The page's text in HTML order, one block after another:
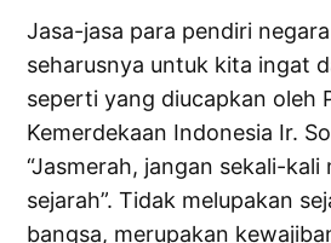
Jasa-jasa para pendiri
seharusnya untuk kita ingat
seperti yang diucapkan oleh
Kemerdekaan Indonesia Ir.
“Jasmerah, jangan sekali-kali
sejarah”. Tidak melupakan
bangsa, merupakan